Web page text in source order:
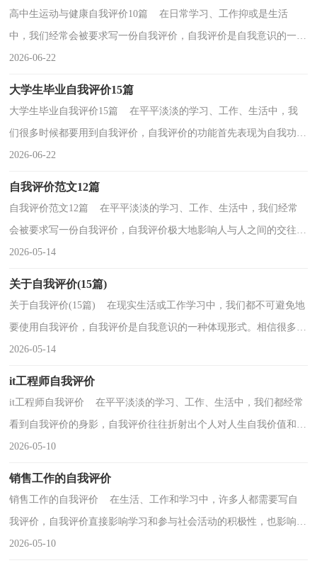
高中生运动与健康自我评价10篇 在日常学习、工作抑或是生活
中，我们经常会被要求写一份自我评价，自我评价是自我意识的一种
体现形式。大家知道怎么写自我评价才是正确的吗？下...
2026-06-22
大学生毕业自我评价15篇
大学生毕业自我评价15篇 在平平淡淡的学习、工作、生活中，我
们很多时候都要用到自我评价，自我评价的功能首先表现为自我功
能，它对人的自我发展、自我完善、自我实现有着特殊...
2026-06-22
自我评价范文12篇
自我评价范文12篇 在平平淡淡的学习、工作、生活中，我们经常
会被要求写一份自我评价，自我评价极大地影响人与人之间的交往方
式，也决定着一个人对待他人的态度，还影响对他人的...
2026-05-14
关于自我评价(15篇)
关于自我评价(15篇) 在现实生活或工作学习中，我们都不可避免地
要使用自我评价，自我评价是自我意识的一种体现形式。相信很多朋
友都对写自我评价感到非常苦恼吧，下面是小编收...
2026-05-14
it工程师自我评价
it工程师自我评价 在平平淡淡的学习、工作、生活中，我们都经常
看到自我评价的身影，自我评价往往折射出个人对人生自我价值和社
会价值的认识和态度。那要怎么写好自我评价呢...
2026-05-10
销售工作的自我评价
销售工作的自我评价 在生活、工作和学习中，许多人都需要写自
我评价，自我评价直接影响学习和参与社会活动的积极性，也影响着
与他人的交往关系。如何写一份恰当的自我评价呢？以...
2026-05-10